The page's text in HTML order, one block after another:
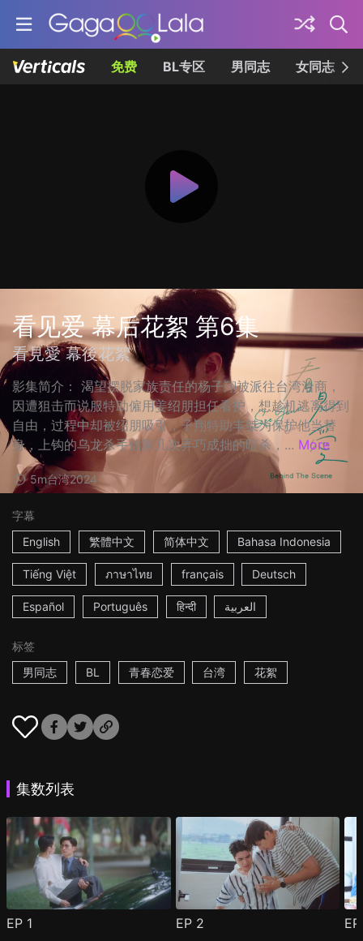
免费 BL专区 男同志 女同志
看见爱 幕后花絮 第6集
看見愛 幕後花絮
影集简介： 渴望摆脱家族责任的杨子翔被派往台湾洽商，
因遭狙击而说服特助僱用姜绍朋担任看护，想趁机逃离得到
自由，过程中却被绍朋吸引，子翔特助丰桀为保护他当替
身，上钩的乌龙杀手信家几次弄巧成拙的暗杀，... More
5m台湾2024
字幕
English
繁體中文 简体中文 Bahasa Indonesia
Tiếng Việt ภาษาไทย français Deutsch
Español Português हिन्दी العربية
标签
男同志
BL 青春恋爱 台湾 花絮
集数列表
EP 1 EP 2